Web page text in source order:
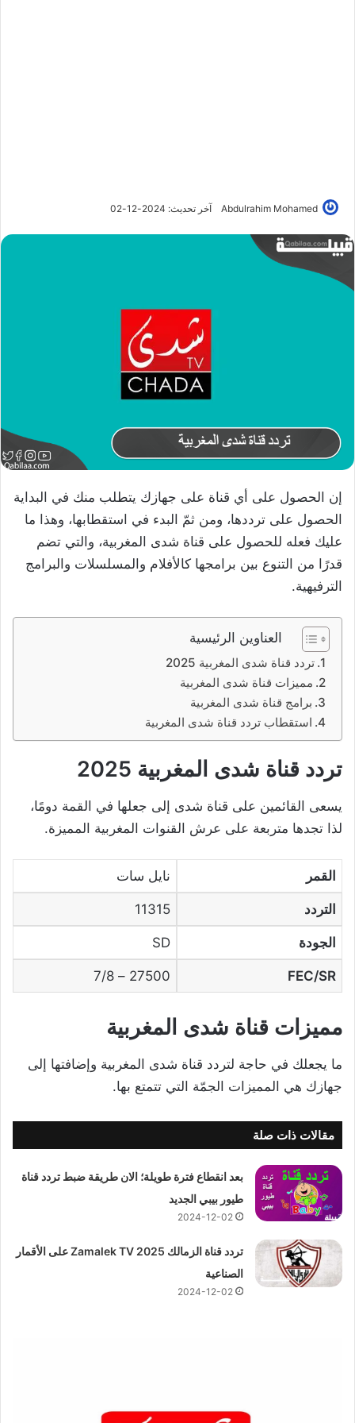
Abdulrahim Mohamed آخر تحديث: 2024-12-02
إن الحصول على أي قناة على جهازك يتطلب منك في البداية
الحصول على ترددها، ومن ثمّ البدء في استقطابها، وهذا ما
عليك فعله للحصول على قناة شدى المغربية، والتي تضم
قدرًا من التنوع بين برامجها كالأفلام والمسلسلات والبرامج
الترفيهية.
العناوين الرئيسية
تردد قناة شدى المغربية 2025
مميزات قناة شدى المغربية
برامج قناة شدى المغربية
استقطاب تردد قناة شدى المغربية
تردد قناة شدى المغربية 2025
يسعى القائمين على قناة شدى إلى جعلها في القمة دومًا،
لذا تجدها متربعة على عرش القنوات المغربية المميزة.
القمر نايل سات
التردد 11315
الجودة SD
FEC/SR
27500 – 7/8
مميزات قناة شدى المغربية
ما يجعلك في حاجة لتردد قناة شدى المغربية وإضافتها إلى
جهازك هي المميزات الجمّة التي تتمتع بها.
مقالات ذات صلة
بعد انقطاع فترة طويلة؛ الان طريقة ضبط تردد قناة
طيور بيبي الجديد
2024-12-02
تردد قناة الزمالك 2025 Zamalek TV على الأقمار
الصناعية
2024-12-02